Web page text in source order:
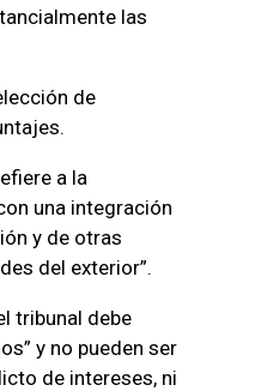
las
de
a la
una integración
y de otras
del exterior”.
tribunal debe
y no pueden ser
de intereses, ni